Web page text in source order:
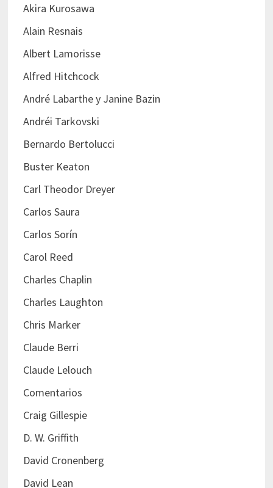
Akira Kurosawa
Alain Resnais
Albert Lamorisse
Alfred Hitchcock
André Labarthe y Janine Bazin
Andréi Tarkovski
Bernardo Bertolucci
Buster Keaton
Carl Theodor Dreyer
Carlos Saura
Carlos Sorín
Carol Reed
Charles Chaplin
Charles Laughton
Chris Marker
Claude Berri
Claude Lelouch
Comentarios
Craig Gillespie
D. W. Griffith
David Cronenberg
David Lean